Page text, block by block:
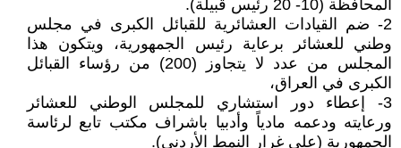
المحافظة (10- 20 رئيس قبيلة).
2- ضم القيادات العشائرية للقبائل الكبرى في مجلس
وطني للعشائر برعاية رئيس الجمهورية، ويتكون هذا
المجلس من عدد لا يتجاوز (200) من رؤساء القبائل
الكبرى في العراق،
3- إعطاء دور استشاري للمجلس الوطني للعشائر
ورعايته ودعمه مادياً وأدبيا باشراف مكتب تابع لرئاسة
الجمهورية (على غرار النمط الأردني).